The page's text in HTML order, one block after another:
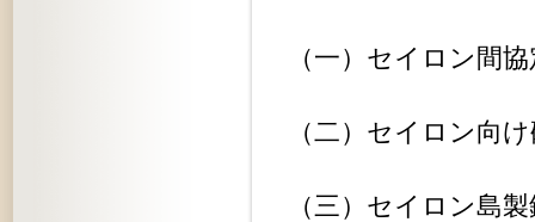
（一）セイロン間
（二）セイロン向
（三）セイロン島